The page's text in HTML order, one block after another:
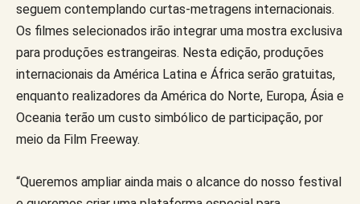
seguem contemplando curtas-metragens internacionais.
Os filmes selecionados irão integrar uma mostra exclusiva
para produções estrangeiras. Nesta edição, produções
internacionais da América Latina e África serão gratuitas,
enquanto realizadores da América do Norte, Europa, Ásia e
Oceania terão um custo simbólico de participação, por
meio da Film Freeway.
“Queremos ampliar ainda mais o alcance do nosso festival